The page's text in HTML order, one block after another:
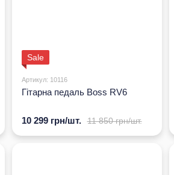
Sale
Артикул: 10116
Гітарна педаль Boss RV6
11 850 грн/шт.
10 299 грн/шт.